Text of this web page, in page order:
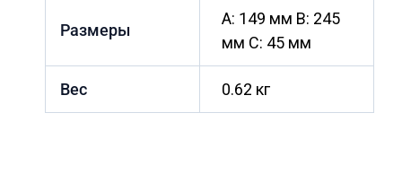
Размеры
A: 149 мм B: 245
мм C: 45 мм
Вес 0.62 кг